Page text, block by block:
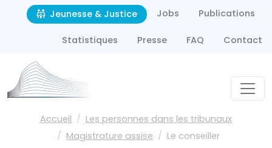
Aller au contenu principal
Second navigation
Jeunesse & Justice Jobs Publications
Statistiques Presse FAQ Contact
Fil d'Ariane
Accueil
Les personnes dans les tribunaux
Magistrature assise
Le conseiller